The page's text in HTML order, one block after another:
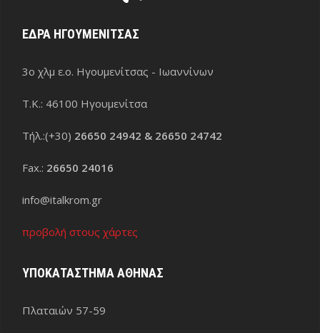
ΕΔΡΑ ΗΓΟΥΜΕΝΙΤΣΑΣ
3ο χλμ ε.ο. Ηγουμενίτσας - Ιωαννίνων
Τ.Κ.: 46100 Ηγουμενίτσα
Τήλ.:(+30) 26650 24942 & 26650 24742
Fax.: 26650 24016
info@italkrom.gr
προβολή στους χάρτες
ΥΠΟΚΑΤΑΣΤΗΜΑ ΑΘΗΝΑΣ
Πλαταιών 57-59